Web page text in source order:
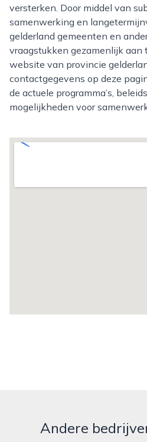
versterken. Door middel van
samenwerking en
gelderland gemeenten en
vraagstukken gezamenlijk aan
website van provincie
contactgegevens op deze
de actuele programma’s,
mogelijkheden voor
Andere